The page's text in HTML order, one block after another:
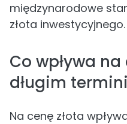
międzynarodowe
złota inwestycyjnego.
Co wpływa na
długim
Na cenę złota